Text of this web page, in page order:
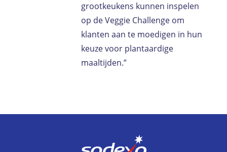
grootkeukens kunnen inspelen
op de Veggie Challenge om
klanten aan te moedigen in hun
keuze voor plantaardige
maaltijden.”